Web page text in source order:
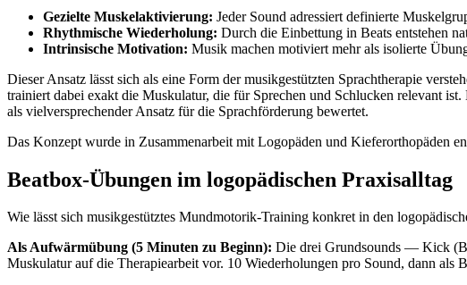
Gezielte Muskelaktivierung: Jeder Sound adressiert definierte
Rhythmische Wiederholung: Durch die Einbettung in Beats entstehen
Intrinsische Motivation: Musik machen motiviert mehr als isolierte
Dieser Ansatz lässt sich als eine Form der musikgestützten Sprachtherapie
trainiert dabei exakt die Muskulatur, die für Sprechen und Schlucken relevant
als vielversprechender Ansatz für die Sprachförderung bewertet.
Das Konzept wurde in Zusammenarbeit mit Logopäden und Kieferorthopäden
Beatbox-Übungen im logopädischen Praxisalltag
Wie lässt sich musikgestütztes Mundmotorik-Training konkret in den
Als Aufwärmübung (5 Minuten zu Beginn): Die drei Grundsounds — Kick
Muskulatur auf die Therapiearbeit vor. 10 Wiederholungen pro Sound, dann als